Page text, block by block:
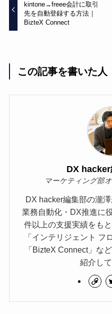
kintone→freee会計に取引
先を自動登録する方法｜
BizteX Connect
この記事を書いた人
DX
マーケティング部
DX hacker編集部の瀧
業務自動化・DX推進に
件以上の支援実績をも
「インテリジェント フ
「BizteX Connect」な
紹介して